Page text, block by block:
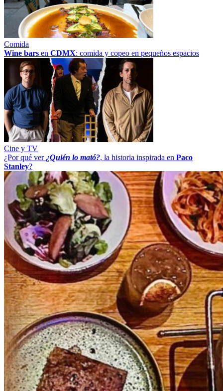
Comida
Wine bars en CDMX: comida y copeo en pequeños espacios
Cine y TV
¿Por qué ver ¿Quién lo mató?, la historia inspirada en Paco
Stanley?